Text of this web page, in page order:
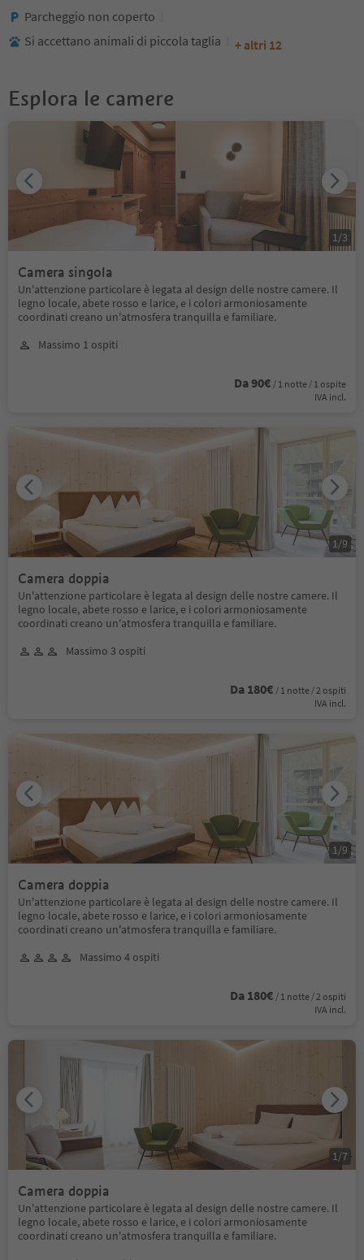
Parcheggio non coperto
Si accettano animali di piccola taglia
+ altri 12
Esplora le camere
Camera singola
Un'attenzione particolare è legata al design delle nostre camere. Il
legno locale, abete rosso e larice, e i colori armoniosamente
coordinati creano un'atmosfera tranquilla e familiare.
Massimo 1 ospiti
Da 90€ / 1 notte / 1 ospite
IVA incl.
1/3
Camera doppia
Un'attenzione particolare è legata al design delle nostre camere. Il
legno locale, abete rosso e larice, e i colori armoniosamente
coordinati creano un'atmosfera tranquilla e familiare.
Massimo 3 ospiti
Da 180€ / 1 notte / 2 ospiti
IVA incl.
1/9
Camera doppia
Un'attenzione particolare è legata al design delle nostre camere. Il
legno locale, abete rosso e larice, e i colori armoniosamente
coordinati creano un'atmosfera tranquilla e familiare.
Massimo 4 ospiti
Da 180€ / 1 notte / 2 ospiti
IVA incl.
1/9
Camera doppia
Un'attenzione particolare è legata al design delle nostre camere. Il
legno locale, abete rosso e larice, e i colori armoniosamente
coordinati creano un'atmosfera tranquilla e familiare.
1/7